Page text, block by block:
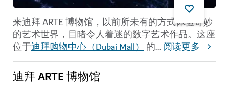
来迪拜 ARTE 博物馆，以前所未有的方式体验奇妙
的艺术世界，目睹令人着迷的数字艺术作品。这座
位于迪拜购物中心（Dubai Mall）的...阅读更多
迪拜 ARTE 博物馆